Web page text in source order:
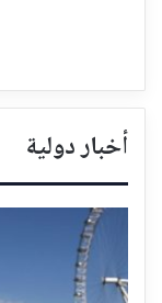
أخبار دولية